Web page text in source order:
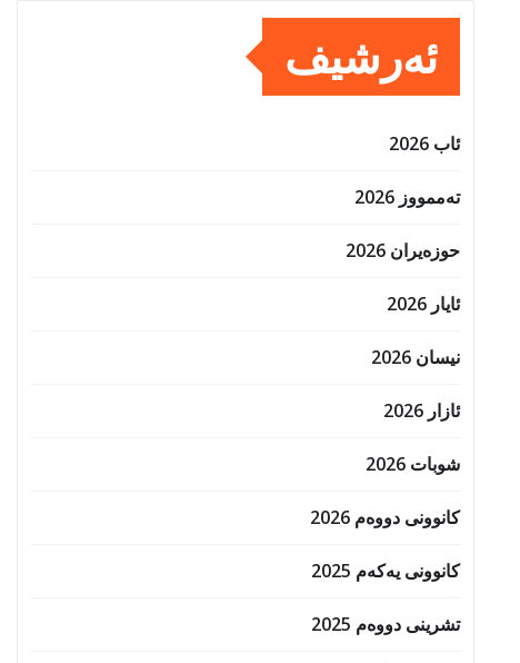
ئەرشیف
ئاب 2026
تەممووز 2026
حوزه‌یران 2026
ئایار 2026
نیسان 2026
ئازار 2026
شوبات 2026
کانوونی دووەم 2026
کانوونی یەکەم 2025
تشرینی دووەم 2025